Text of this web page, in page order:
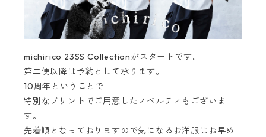
michirico 23SS Collectionがスタートです。
第二便以降は予約として承ります。
10周年ということで
特別なプリントでご用意したノベルティもございま
す。
先着順となっておりますので気になるお洋服はお早め